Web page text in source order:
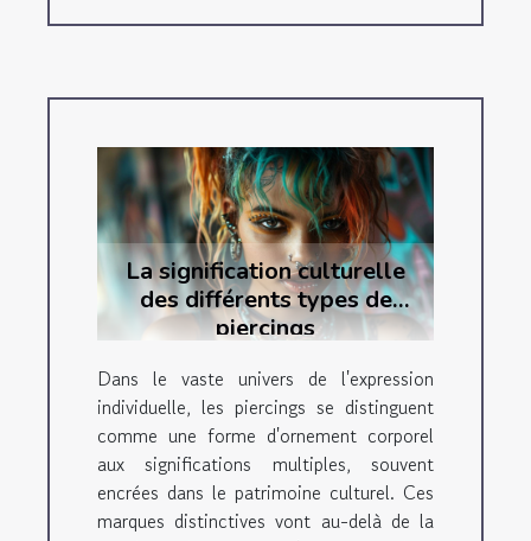
La signification culturelle
des différents types de
piercings
Dans le vaste univers de l'expression
individuelle, les piercings se distinguent
comme une forme d'ornement corporel
aux significations multiples, souvent
encrées dans le patrimoine culturel. Ces
marques distinctives vont au-delà de la